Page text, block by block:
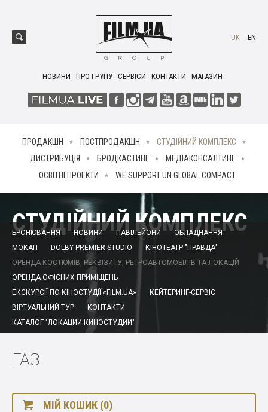
НОВИНИ ПРО ГРУПУ СЕРВІСИ КОНТАКТИ МАГАЗИН
UK EN
ПРОДАКШН ПОСТПРОДАКШН
СТУДІЙНИЙ КОМПЛЕКС
ДИСТРИБУЦІЯ
БРОДКАСТИНГ
МЕДІАКОНСАЛТИНГ
ОСВІТНІ ПРОЕКТИ
WE SUPPORT UN GLOBAL COMPACT
СТУДІЙНИЙ КОМПЛЕКС
БРОНЮВАННЯ НОВИНИ ПАВІЛЬЙОНИ
ОБЛАДНАННЯ
МОКАП
DOLBY PREMIER STUDIO
КІНОТЕАТР "ПРАВДА"
ОРЕНДА КОСТЮМІВ, РЕКВІЗИТУ, РЕТРОАВТОМОБІЛІВ ТА ЛОКАЦІЙ
ОРЕНДА ОФІСНИХ ПРИМІЩЕНЬ
ЕКСКУРСІЇ ПО КІНОСТУДІЇ «FILM.UA»
КЕЙТЕРИНГ-СЕРВІС
ВІРТУАЛЬНИЙ ТУР
КОНТАКТИ
КАТАЛОГ "ЛОКАЦИИ КИНОСТУДИИ"
ГАЗ
МІЙ КОШИК (0)